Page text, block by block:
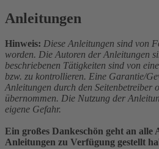
Anleitungen
Hinweis: Diese Anleitungen sind von
worden. Die Autoren der Anleitungen
beschriebenen Tätigkeiten sind von
bzw. zu kontrollieren. Eine Garantie/
Anleitungen durch den Seitenbetreiber
übernommen. Die Nutzung der
eigene Gefahr.
Ein großes Dankeschön geht an alle
Anleitungen zu Verfügung gestellt